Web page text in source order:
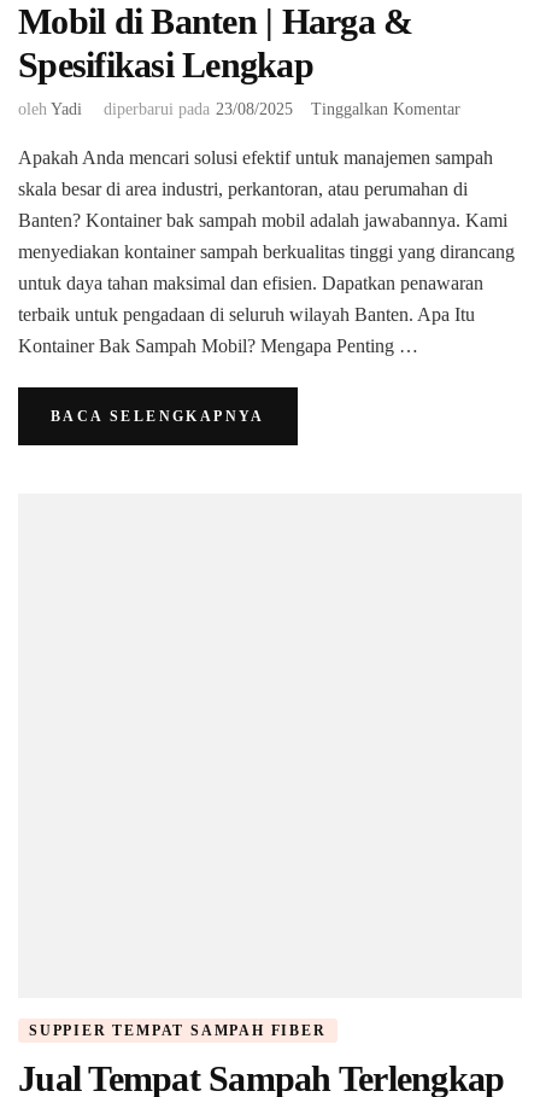
Mobil di Banten | Harga &
Spesifikasi Lengkap
oleh Yadi diperbarui pada 23/08/2025 Tinggalkan Komentarpada
Kontainer
Bak
di
Banten
|
Apakah Anda mencari solusi efektif untuk manajemen sampah
skala besar di area industri, perkantoran, atau perumahan di
Banten? Kontainer bak sampah mobil adalah jawabannya. Kami
menyediakan kontainer sampah berkualitas tinggi yang dirancang
untuk daya tahan maksimal dan efisien. Dapatkan penawaran
terbaik untuk pengadaan di seluruh wilayah Banten. ​Apa Itu
Kontainer Bak Sampah Mobil? Mengapa Penting …
BACA SELENGKAPNYA
SUPPIER TEMPAT SAMPAH FIBER
Jual Tempat Sampah Terlengkap